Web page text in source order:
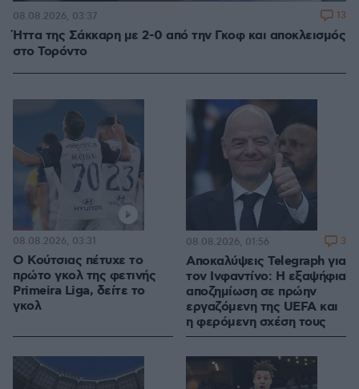
Ήττα της Σάκκαρη με 2-0 από την Γκοφ και αποκλεισμός
στο Τορόντο
08.08.2026, 03:37 13
Ο Κούτσιας πέτυχε το
πρώτο γκολ της φετινής
Primeira Liga, δείτε το
γκολ
08.08.2026, 03:31
Αποκαλύψεις Telegraph για
τον Ινφαντίνο: Η εξαψήφια
αποζημίωση σε πρώην
εργαζόμενη της UEFA και
η φερόμενη σχέση τους
08.08.2026, 01:56 3